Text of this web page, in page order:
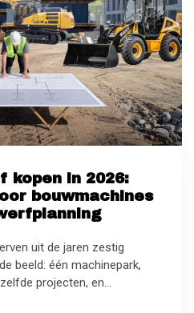
kopen in 2026:
bouwmachines
uit de jaren zestig
beeld: één machinepark,
projecten, en...